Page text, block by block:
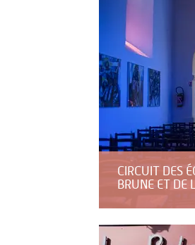
CIRCUIT DES
BRUNE ET DE